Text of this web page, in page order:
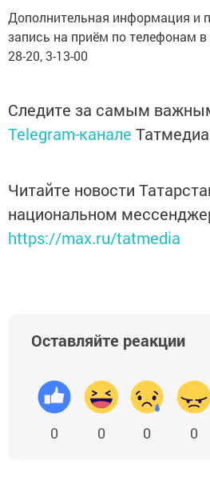
Дополнительная информация и
запись на приём по телефонам в
28-20, 3-13-00
Следите за самым
Telegram-канале Татмедиа
Читайте новости
национальном
https://max.ru/tatmedia
Оставляйте реакции
0 0 0 0